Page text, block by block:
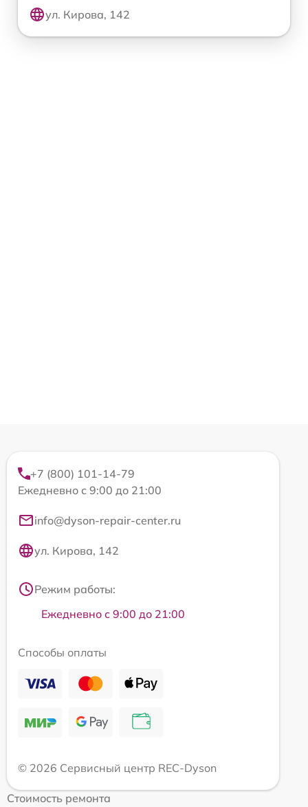
ул. Кирова, 142
+7 (800) 101-14-79
Ежедневно с 9:00 до 21:00
info@dyson-repair-center.ru
ул. Кирова, 142
Режим работы:
Ежедневно с 9:00 до 21:00
Способы оплаты
© 2026 Сервисный центр REC-Dyson
Стоимость ремонта